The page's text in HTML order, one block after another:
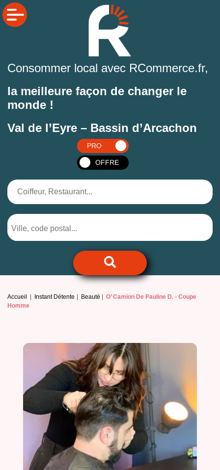
Consommer local avec RCommerce.fr,
la meilleure façon de changer le
monde !
Val de l’Eyre – Bassin d’Arcachon
PRO
OFFRE
Accueil Instant Détente Beauté O’ Camion De Pauline D. -Coupe
Homme